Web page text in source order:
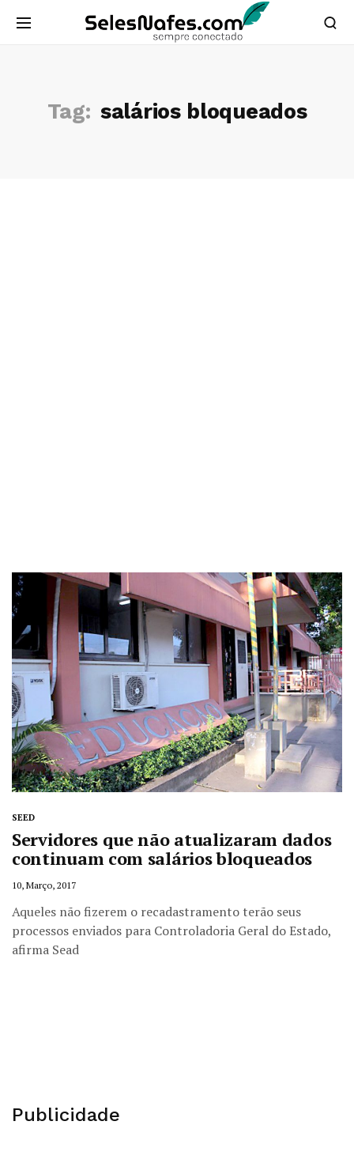
Tag: salários bloqueados
SEED
Servidores que não atualizaram dados
continuam com salários bloqueados
10, Março, 2017
Aqueles não fizerem o recadastramento terão seus
processos enviados para Controladoria Geral do Estado,
afirma Sead
Publicidade